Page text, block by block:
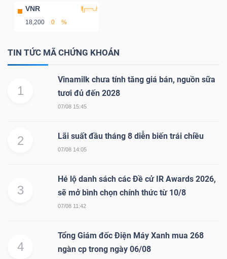
VNR
18,200 0 %
TIN TỨC MÃ CHỨNG KHOÁN
1
Vinamilk chưa tính tăng giá bán, nguồn sữa
tươi đủ đến 2028
07/08 15:45
2 Lãi suất đầu tháng 8 diễn biến trái chiều
07/08 14:05
3
Hé lộ danh sách các Đề cử IR Awards 2026,
sẽ mở bình chọn chính thức từ 10/8
07/08 11:42
4
Tổng Giám đốc Điện Máy Xanh mua 268
ngàn cp trong ngày 06/08